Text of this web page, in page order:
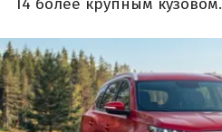
T4 более крупным кузовом.